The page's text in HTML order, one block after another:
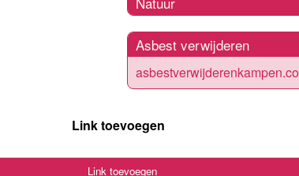
Asbest verwijderen
Link toevoegen
Link toevoegen